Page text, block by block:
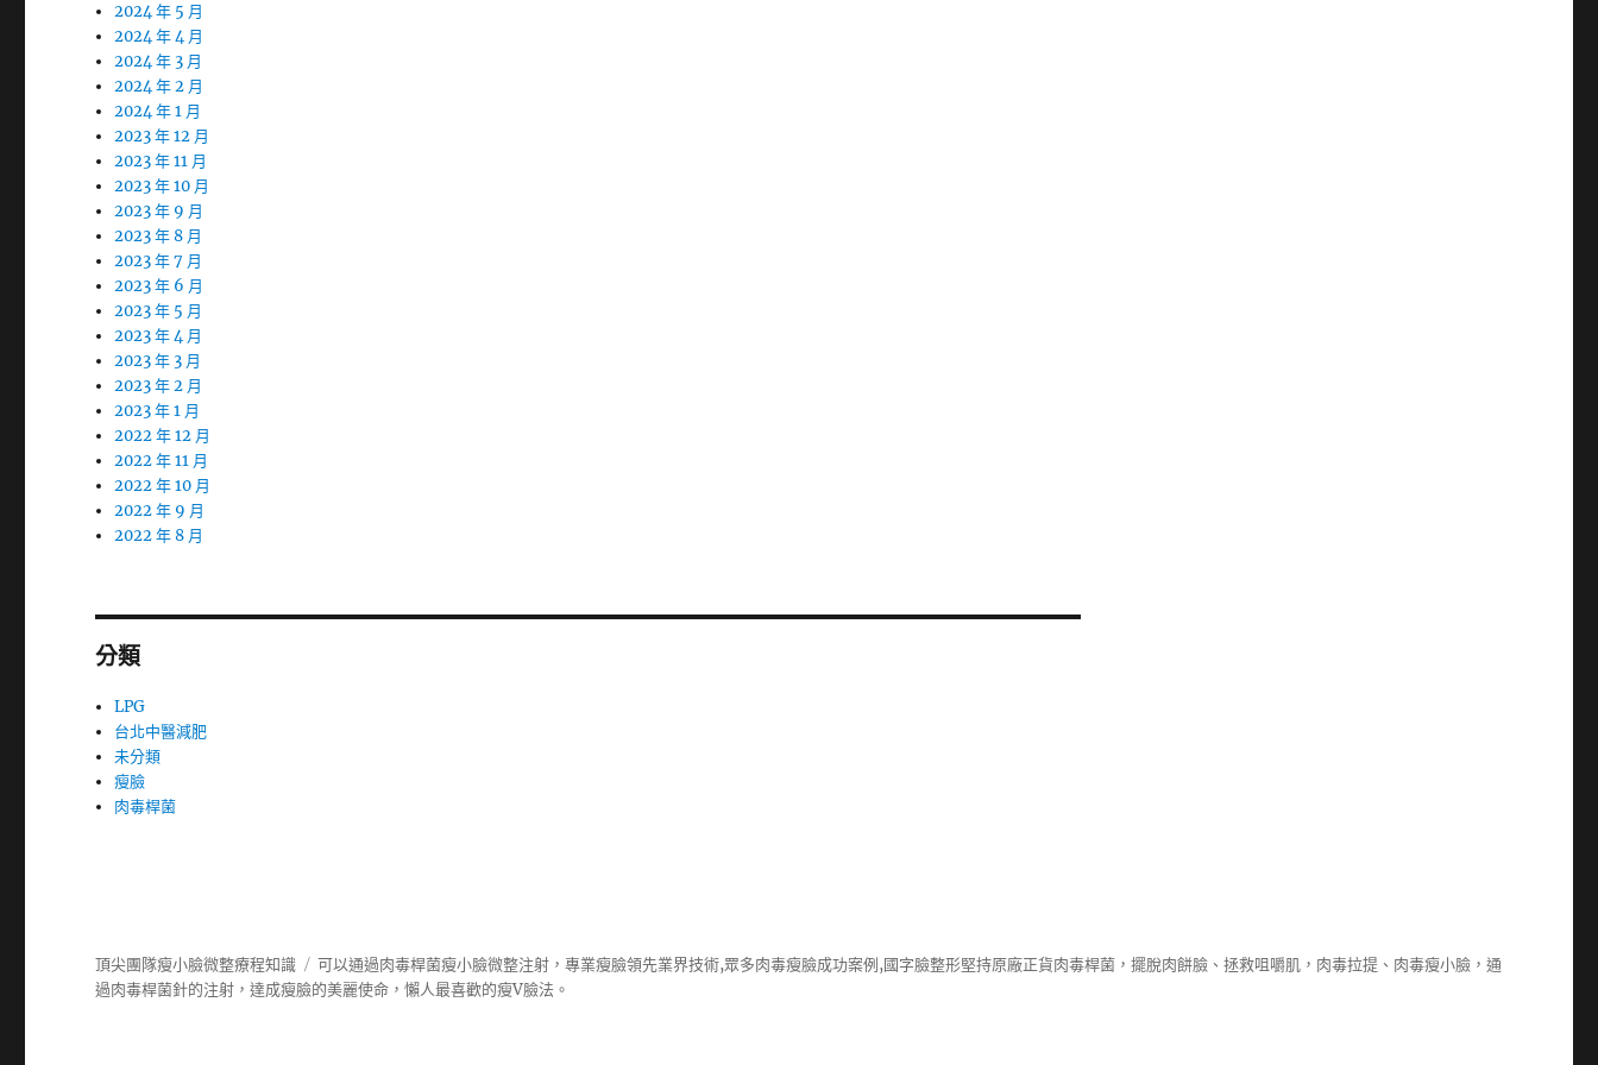
2024 年 5 月
2024 年 4 月
2024 年 3 月
2024 年 2 月
2024 年 1 月
2023 年 12 月
2023 年 11 月
2023 年 10 月
2023 年 9 月
2023 年 8 月
2023 年 7 月
2023 年 6 月
2023 年 5 月
2023 年 4 月
2023 年 3 月
2023 年 2 月
2023 年 1 月
2022 年 12 月
2022 年 11 月
2022 年 10 月
2022 年 9 月
2022 年 8 月
分類
LPG
台北中醫減肥
未分類
瘦臉
肉毒桿菌
頂尖團隊瘦小臉微整療程知識 可以通過肉毒桿菌瘦小臉微整注射，專業瘦臉領先業界技術,眾多肉毒瘦臉成功案例,國字臉整形堅持原廠正貨肉毒桿菌，擺脫肉餅臉、拯救咀嚼肌，肉毒拉提、肉毒瘦小臉，通
過肉毒桿菌針的注射，達成瘦臉的美麗使命，懶人最喜歡的瘦V臉法。